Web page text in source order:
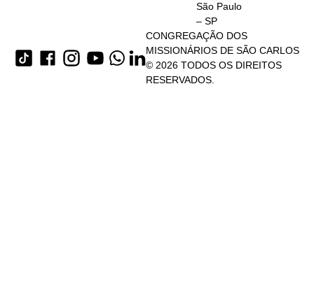
São Paulo
– SP
CONGREGAÇÃO DOS
MISSIONÁRIOS DE SÃO CARLOS
© 2026 TODOS OS DIREITOS
RESERVADOS.